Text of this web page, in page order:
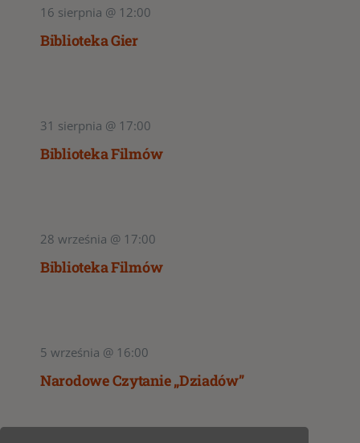
16 sierpnia @ 12:00
Biblioteka Gier
31 sierpnia @ 17:00
Biblioteka Filmów
28 września @ 17:00
Biblioteka Filmów
5 września @ 16:00
Narodowe Czytanie „Dziadów”